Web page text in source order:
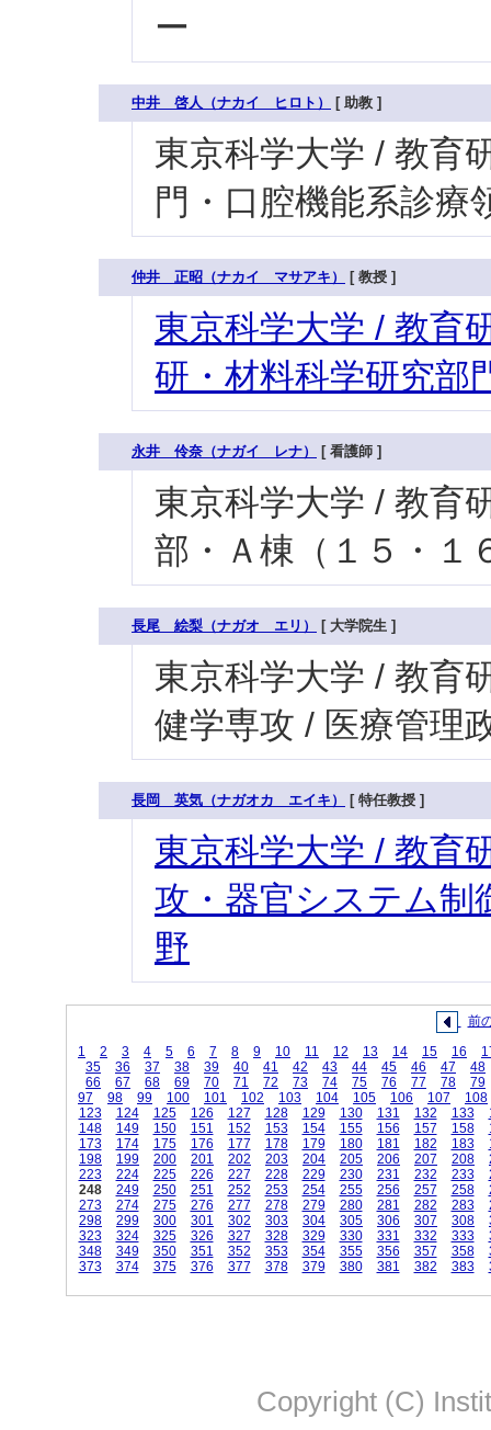
ー
中井 啓人（ナカイ ヒロト） [ 助教 ]
東京科学大学 / 教育
門・口腔機能系診療
仲井 正昭（ナカイ マサアキ） [ 教授 ]
東京科学大学 / 教育
研・材料科学研究部
永井 伶奈（ナガイ レナ） [ 看護師 ]
東京科学大学 / 教育
部・Ａ棟（１５・１
長尾 絵梨（ナガオ エリ） [ 大学院生 ]
東京科学大学 / 教育
健学専攻 / 医療管理
長岡 英気（ナガオカ エイキ） [ 特任教授 ]
東京科学大学 / 教育
攻・器官システム制
野
前
1
2 3 4 5 6 7 8 9 10 11 12 13 14 15 16
35
36 37 38 39 40 41 42 43 44 45 46 47
48
66
67 68 69 70 71 72 73 74 75 76 77 78
79
97
98 99 100 101 102 103 104 105 106 107
108
123
124 125 126 127 128 129 130 131 132 133
148
149 150 151 152 153 154 155 156 157 158
173
174 175 176 177 178 179 180 181 182 183
198
199 200 201 202 203 204 205 206 207 208
223
224 225 226 227 228 229 230 231 232 233
248
249 250 251 252 253 254 255 256 257 258
273
274 275 276 277 278 279 280 281 282 283
298
299 300 301 302 303 304 305 306 307 308
323
324 325 326 327 328 329 330 331 332 333
348
349 350 351 352 353 354 355 356 357 358
373
374 375 376 377 378 379 380 381 382 383
Copyright (C)